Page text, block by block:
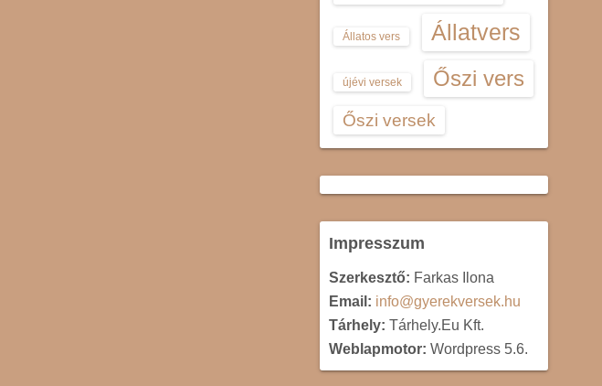
Állatos vers Állatvers
újévi versek Őszi vers
Őszi versek
Impresszum
Szerkesztő: Farkas Ilona
Email: info@gyerekversek.hu
Tárhely: Tárhely.Eu Kft.
Weblapmotor: Wordpress 5.6.